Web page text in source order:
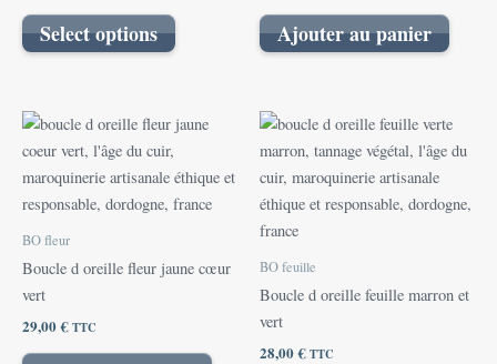
Select options Ajouter au panier
BO fleur
Boucle d oreille fleur jaune cœur
vert
29,00€TTC
BO feuille
Boucle d oreille feuille marron et
vert
28,00€TTC